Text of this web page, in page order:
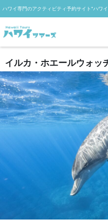
ハワイ専門のアクティビティ予約サイト"ハワ
イルカ・ホエールウォッ